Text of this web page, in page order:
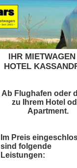
IHR
HOTEL
Ab Flughafen oder
zu Ihrem Hotel
Apartment.
Im Preis
sind folgende
Leistungen: